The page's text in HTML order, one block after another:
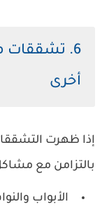
6. تشققات
أخرى
إذا ظهرت
بالتزامن مع
الأبواب